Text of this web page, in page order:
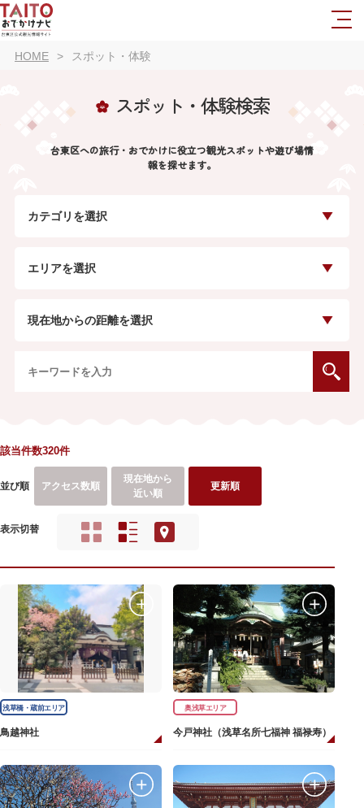
HOME スポット・体験
スポット・体験検索
台東区への旅行・おでかけに役立つ観光スポットや遊び場情
報を探せます。
カテゴリを選択
エリアを選択
現在地からの距離を選択
該当件数320件
並び順 アクセス数順
現在地から
近い順
更新順
表示切替
浅草橋・蔵前エリア
鳥越神社
奥浅草エリア
今戸神社（浅草名所七福神 福禄寿）